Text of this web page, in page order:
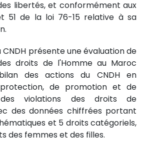
libertés, et conformément aux
51 de la loi 76-15 relative à sa
présente une évaluation de
droits de l'Homme au Maroc
des actions du CNDH en
de promotion et de
violations des droits de
des données chiffrées portant
et 5 droits catégoriels,
des femmes et des filles.